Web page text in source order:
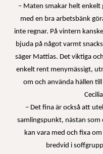
– Maten smakar helt enkelt
med en bra arbetsbänk
inte regnar. På vintern
bjuda på något varmt
säger Mattias. Det viktiga
enkelt rent menymässigt,
om och använda hällen
– Det fina är också att
samlingspunkt, nästan som
kan vara med och fixa
bredvid i